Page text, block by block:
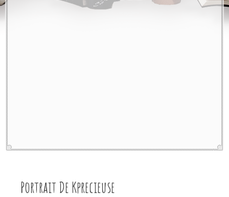
Bilan lecture
Partenariats
Portrait De Kprecieuse